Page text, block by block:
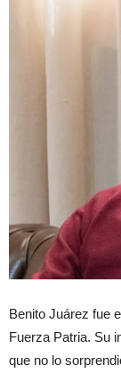
Benito Juárez fue
Fuerza Patria. Su
que no lo